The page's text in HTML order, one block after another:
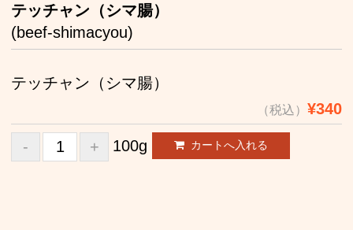
テッチャン（シマ腸）
(beef-shimacyou)
テッチャン（シマ腸）
（税込） ¥340
100g